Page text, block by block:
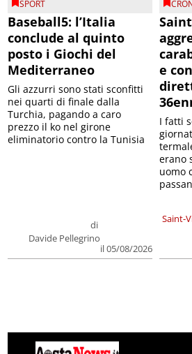
SPORT
Baseball5: l’Italia
conclude al quinto
posto i Giochi del
Mediterraneo
di
Davide Pellegrino
il 05/08/2026
Gli azzurri sono stati sconfitti
nei quarti di finale dalla
Turchia, pagando a caro
prezzo il ko nel girone
eliminatorio contro la Tunisia
e
Saint-
I fatti
erano
uomo